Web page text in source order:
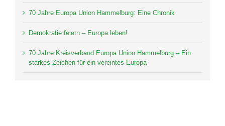
70 Jahre Europa Union Hammelburg: Eine Chronik
Demokratie feiern – Europa leben!
70 Jahre Kreisverband Europa Union Hammelburg – Ein
starkes Zeichen für ein vereintes Europa